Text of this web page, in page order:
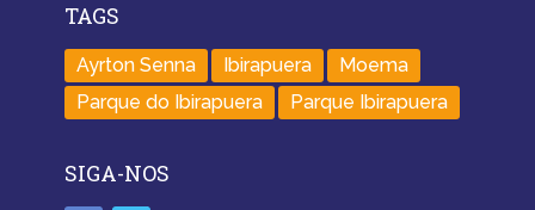
TAGS
Ayrton Senna Ibirapuera
Moema
Parque do Ibirapuera
Parque Ibirapuera
SIGA-NOS